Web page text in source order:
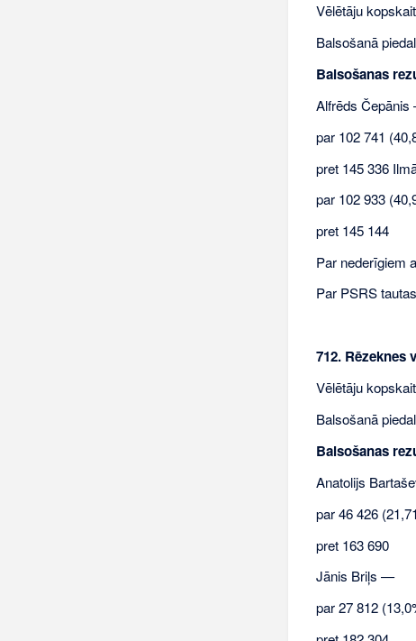
Vēlētāju
Balsošanā
Balsošanas
Alfrēds
par 102 741
pret 145 336
par 102 933
pret 145 144
Par nederīgiem
Par PSRS
712. Rēzeknes
Vēlētāju
Balsošanā
Balsošanas
Anatolijs
par 46 426
pret 163 690
Jānis Briļs —
par 27 812